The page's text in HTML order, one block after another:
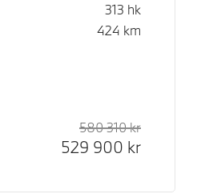
313 hk
424 km
580 310kr
529 900 kr